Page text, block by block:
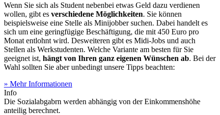
Wenn Sie sich als Student nebenbei etwas Geld dazu verdienen
wollen, gibt es verschiedene Möglichkeiten. Sie können
beispielsweise eine Stelle als Minijobber suchen. Dabei handelt es
sich um eine geringfügige Beschäftigung, die mit 450 Euro pro
Monat entlohnt wird. Desweiteren gibt es Midi-Jobs und auch
Stellen als Werkstudenten. Welche Variante am besten für Sie
geeignet ist, hängt von Ihren ganz eigenen Wünschen ab. Bei der
Wahl sollten Sie aber unbedingt unsere Tipps beachten:
» Mehr Informationen
Info
Die Sozialabgabrn werden abhängig von der Einkommenshöhe
anteilig berechnet.